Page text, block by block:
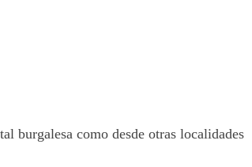
burgalesa como desde otras localidades